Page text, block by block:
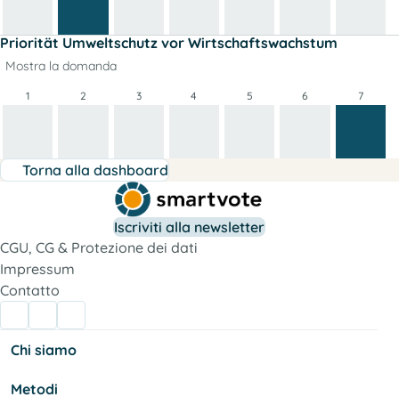
Priorität Umweltschutz vor Wirtschaftswachstum
Mostra la domanda
1 2 3 4 5 6 7
Torna alla dashboard
Iscriviti alla newsletter
CGU, CG & Protezione dei dati
Impressum
Contatto
Chi siamo
Metodi